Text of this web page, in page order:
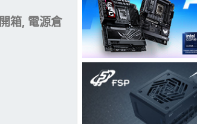
箱, 電源倉